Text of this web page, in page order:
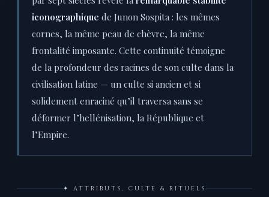
iconographique de Junon Sospita : les mêmes
cornes, la même peau de chèvre, la même
frontalité imposante. Cette continuité témoigne
de la profondeur des racines de son culte dans la
civilisation latine — un culte si ancien et si
solidement enraciné qu’il traversa sans se
déformer l’hellénisation, la République et
l’Empire.
✦ ATTRIBUTS, CULTE & RITUELS